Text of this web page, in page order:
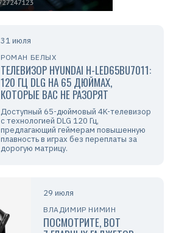
31 июля
РОМАН БЕЛЫХ
ТЕЛЕВИЗОР HYUNDAI H-LED65BU7011:
120 ГЦ DLG НА 65 ДЮЙМАХ,
КОТОРЫЕ ВАС НЕ РАЗОРЯТ
Доступный 65-дюймовый 4K-телевизор
с технологией DLG 120 Гц,
предлагающий геймерам повышенную
плавность в играх без переплаты за
дорогую матрицу.
29 июля
ВЛАДИМИР НИМИН
ПОСМОТРИТЕ, ВОТ